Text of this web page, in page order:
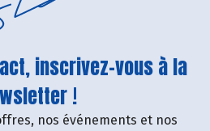
inscrivez-vous à la
!
nos événements et nos